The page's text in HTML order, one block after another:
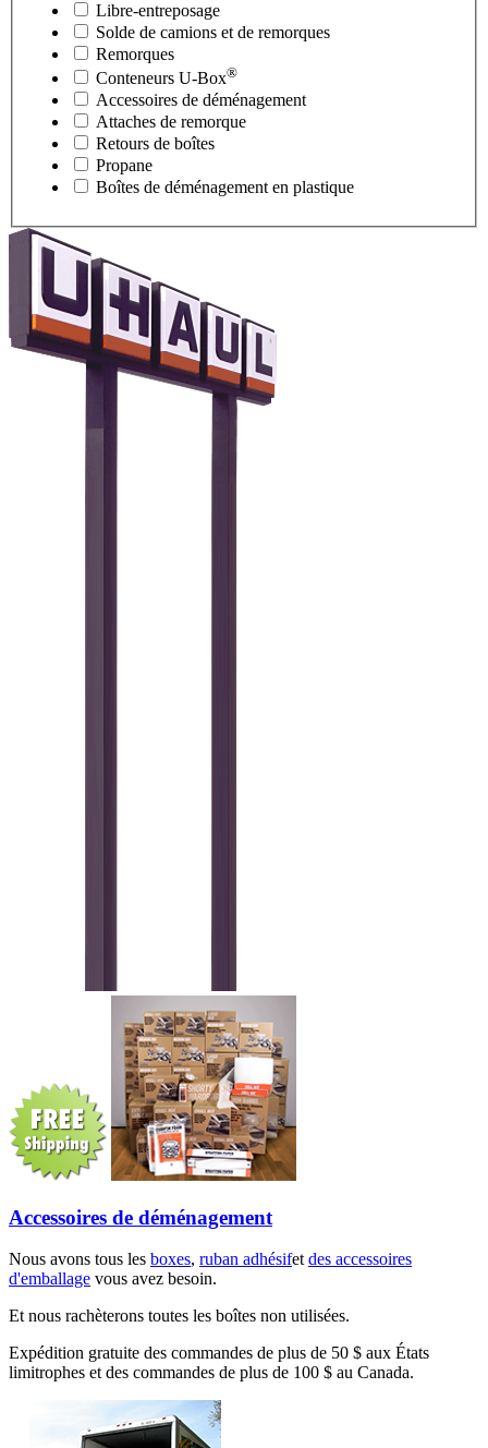
Libre-entreposage
Solde de camions et de remorques
Remorques
Conteneurs U-Box®
Accessoires de déménagement
Attaches de remorque
Retours de boîtes
Propane
Boîtes de déménagement en plastique
Accessoires de déménagement
Nous avons tous les boxes, ruban adhésifetdes accessoires
d'emballage vous avez besoin.
Et nous rachèterons toutes les boîtes non utilisées.
Expédition gratuite des commandes de plus de 50 $ aux États
limitrophes et des commandes de plus de 100 $ au Canada.